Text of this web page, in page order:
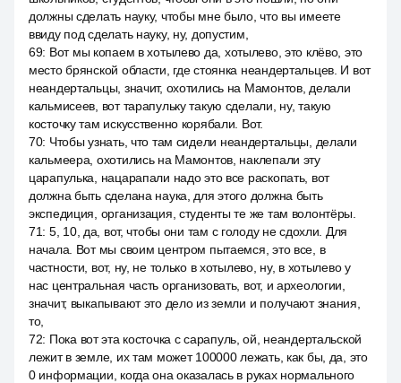
должны сделать науку, чтобы мне было, что вы имеете
ввиду под сделать науку, ну, допустим,
69: Вот мы копаем в хотылево да, хотылево, это клёво, это
место брянской области, где стоянка неандертальцев. И вот
неандертальцы, значит, охотились на Мамонтов, делали
кальмисеев, вот тарапульку такую сделали, ну, такую
косточку там искусственно корябали. Вот.
70: Чтобы узнать, что там сидели неандертальцы, делали
кальмеера, охотились на Мамонтов, наклепали эту
царапулька, нацарапали надо это все раскопать, вот
должна быть сделана наука, для этого должна быть
экспедиция, организация, студенты те же там волонтёры.
71: 5, 10, да, вот, чтобы они там с голоду не сдохли. Для
начала. Вот мы своим центром пытаемся, это все, в
частности, вот, ну, не только в хотылево, ну, в хотылево у
нас центральная часть организовать, вот, и археологии,
значит, выкапывают это дело из земли и получают знания,
то,
72: Пока вот эта косточка с сарапуль, ой, неандертальской
лежит в земле, их там может 100000 лежать, как бы, да, это
0 информации, когда она оказалась в руках нормального